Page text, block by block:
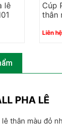
lê
Cúp
thân
Liên hệ
PHA LÊ
thân màu đỏ